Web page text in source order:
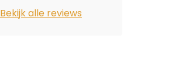
Bekijk alle reviews